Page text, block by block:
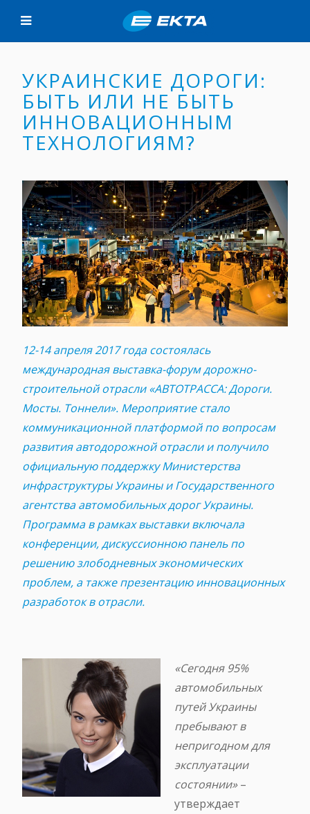
УКРАИНСКИЕ ДОРОГИ:
БЫТЬ ИЛИ НЕ БЫТЬ
ИННОВАЦИОННЫМ
ТЕХНОЛОГИЯМ?
12-14 апреля 2017 года состоялась
международная выставка-форум дорожно-
строительной отрасли «АВТОТРАССА: Дороги.
Мосты. Тоннели». Мероприятие стало
коммуникационной платформой по вопросам
развития автодорожной отрасли и получило
официальную поддержку Министерства
инфраструктуры Украины и Государственного
агентства автомобильных дорог Украины.
Программа в рамках выставки включала
конференции, дискуссионною панель по
решению злободневных экономических
проблем, а также презентацию инновационных
разработок в отрасли.
«Сегодня 95%
автомобильных
путей Украины
пребывают в
непригодном для
эксплуатации
состоянии»–
утверждает